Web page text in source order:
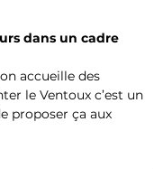
dans un cadre
accueille des
le Ventoux c’est un
proposer ça aux